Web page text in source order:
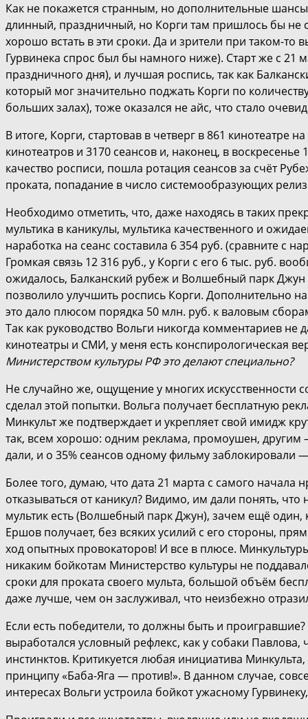
Как не покажется странным, но дополнительные шансы
длинный, праздничный, но Корги там пришлось бы не
хорошо встать в эти сроки. Да и зрители при таком-
Гурвинека спрос был бы намного ниже). Старт же с
праздничного дня), и лучшая роспись, так как
который мог значительно поджать Корги по
больших залах), тоже оказался не айс, что стало
В итоге, Корги, стартовав в четверг в 861 кинотеатре
кинотеатров и 3170 сеансов и, наконец, в
качество росписи, пошла ротация сеансов за счёт
проката, попадание в число системообразующих
Необходимо отметить, что, даже находясь в таких
мультика в каникулы, мультика качественного и
наработка на сеанс составила 6 354 руб. (сравните с
Громкая связь 12 316 руб., у Корги с его 6 тыс. руб.
ожидалось, Балканский рубеж и Волшебный парк Джун
позволило улучшить роспись Корги. Дополнительно
это дало плюсом порядка 50 млн. руб. к валовым
Так как руководство Вольги никогда комментариев не
кинотеатры и СМИ, у меня есть конспирологическая
Министерством культуры РФ это делают специально?
Не случайно же, ощущение у многих
сделал этой попытки. Вольга получает бесплатную
Минкульт же подтверждает и укрепляет свой имидж
так, всем хорошо: одним реклама, промоушен, другим
дали, и о 35% сеансов одному фильму
Более того, думаю, что дата 21 марта с самого
отказываться от каникул? Видимо, им дали понять,
мультик есть (Волшебный парк Джун), зачем ещё один,
Ершов получает, без всяких усилий с его стороны,
ход опытных провокаторов! И все в плюсе.
никаким бойкотам Министерство культуры не
сроки для проката своего мульта, большой объём
даже лучше, чем он заслуживал, что неизбежно
Если есть победители, то должны быть и
выработался условный рефлекс, как у собаки
инстинктов. Критикуется любая инициатива
принципу «Баба-Яга — против!». В данном случае,
интересах Вольги устроила бойкот ужасному